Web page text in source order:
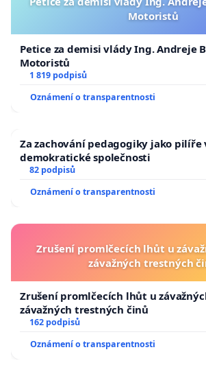
Motoristů
Petice za demisi vlády Ing. Andreje
Motoristů
1 819 podpisů
Oznámení o transparentnosti
Za zachování pedagogiky jako pilíře
demokratické společnosti
82 podpisů
Oznámení o transparentnosti
Zrušení promlčecích lhůt u
závažných trestných
Zrušení promlčecích lhůt u
závažných trestných činů
162 podpisů
Oznámení o transparentnosti